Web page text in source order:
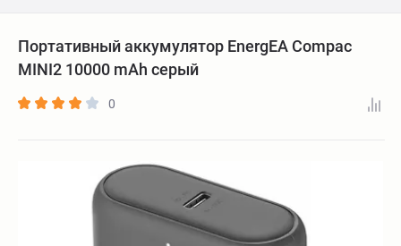
Портативный аккумулятор EnergEA Compac
MINI2 10000 mAh серый
0